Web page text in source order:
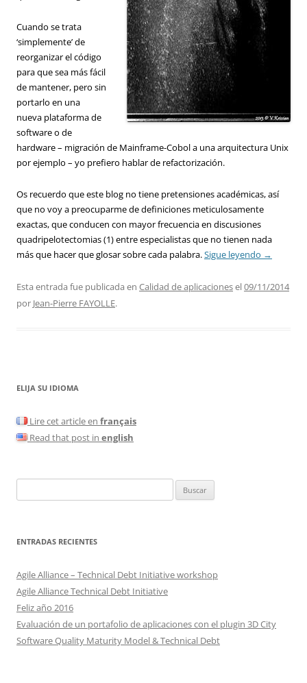
Cuando se trata
‘simplemente’ de
reorganizar el código
para que sea más fácil
de mantener, pero sin
portarlo en una
nueva plataforma de
software o de
hardware – migración de Mainframe-Cobol a una arquitectura Unix
por ejemplo – yo prefiero hablar de refactorización.
Os recuerdo que este blog no tiene pretensiones académicas, así
que no voy a preocuparme de definiciones meticulosamente
exactas, que conducen con mayor frecuencia en discusiones
quadripelotectomias (1) entre especialistas que no tienen nada
más que hacer que glosar sobre cada palabra.Sigue leyendo →
Esta entrada fue publicada en Calidad de aplicacionesel09/11/2014
por Jean-Pierre FAYOLLE.
ELIJA SU IDIOMA
Lire cet article en français
Read that post in english
ENTRADAS RECIENTES
Agile Alliance – Technical Debt Initiative workshop
Agile Alliance Technical Debt Initiative
Feliz año 2016
Evaluación de un portafolio de aplicaciones con el plugin 3D City
Software Quality Maturity Model & Technical Debt